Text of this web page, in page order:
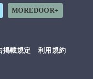
MOREDOOR+
掲載規定
利用規約